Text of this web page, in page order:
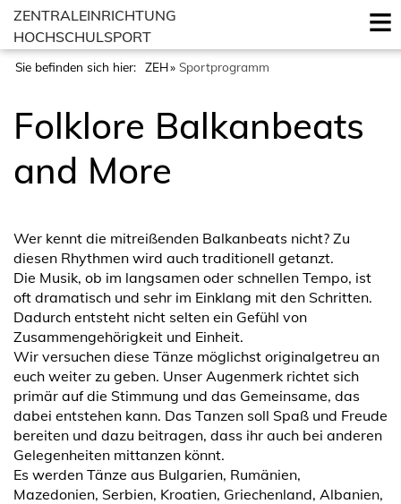
ZENTRALEINRICHTUNG
HOCHSCHULSPORT
Sie befinden sich hier: ZEH Sportprogramm
Folklore Balkanbeats
and More
Wer kennt die mitreißenden Balkanbeats nicht? Zu
diesen Rhythmen wird auch traditionell getanzt.
Die Musik, ob im langsamen oder schnellen Tempo, ist
oft dramatisch und sehr im Einklang mit den Schritten.
Dadurch entsteht nicht selten ein Gefühl von
Zusammengehörigkeit und Einheit.
Wir versuchen diese Tänze möglichst originalgetreu an
euch weiter zu geben. Unser Augenmerk richtet sich
primär auf die Stimmung und das Gemeinsame, das
dabei entstehen kann. Das Tanzen soll Spaß und Freude
bereiten und dazu beitragen, dass ihr auch bei anderen
Gelegenheiten mittanzen könnt.
Es werden Tänze aus Bulgarien, Rumänien,
Mazedonien, Serbien, Kroatien, Griechenland, Albanien,